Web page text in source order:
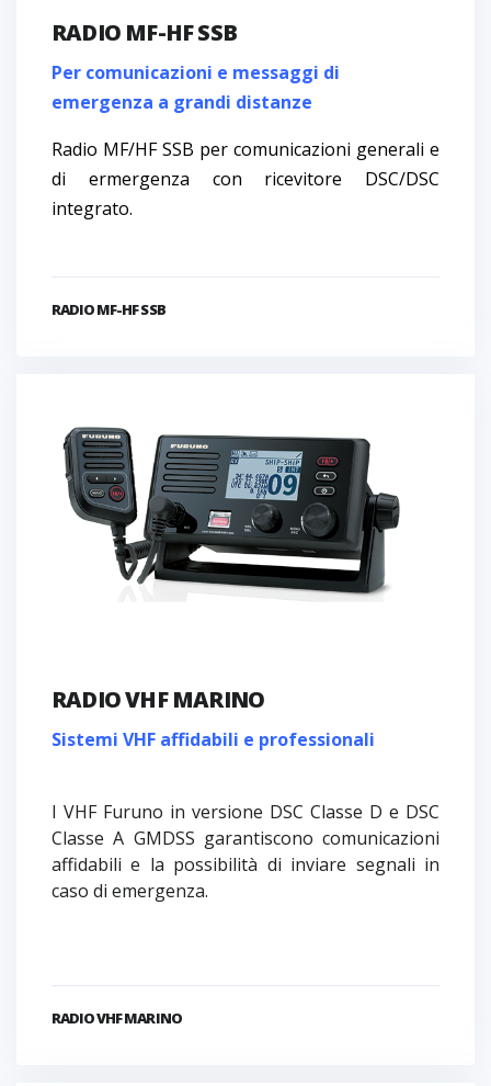
RADIO MF-HF SSB
Per comunicazioni e messaggi di
emergenza a grandi distanze
Radio MF/HF SSB per comunicazioni generali e
di ermergenza con ricevitore DSC/DSC
integrato.
RADIO MF-HF SSB
RADIO VHF MARINO
Sistemi VHF affidabili e professionali
I VHF Furuno in versione DSC Classe D e DSC
Classe A GMDSS garantiscono comunicazioni
affidabili e la possibilità di inviare segnali in
caso di emergenza.
RADIO VHF MARINO